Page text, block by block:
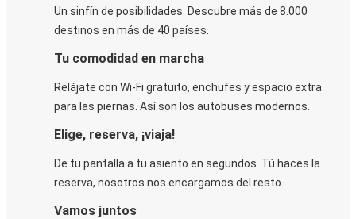
Un sinfín de posibilidades. Descubre más de 8.000
destinos en más de 40 países.
Tu comodidad en marcha
Relájate con Wi-Fi gratuito, enchufes y espacio extra
para las piernas. Así son los autobuses modernos.
Elige, reserva, ¡viaja!
De tu pantalla a tu asiento en segundos. Tú haces la
reserva, nosotros nos encargamos del resto.
Vamos juntos